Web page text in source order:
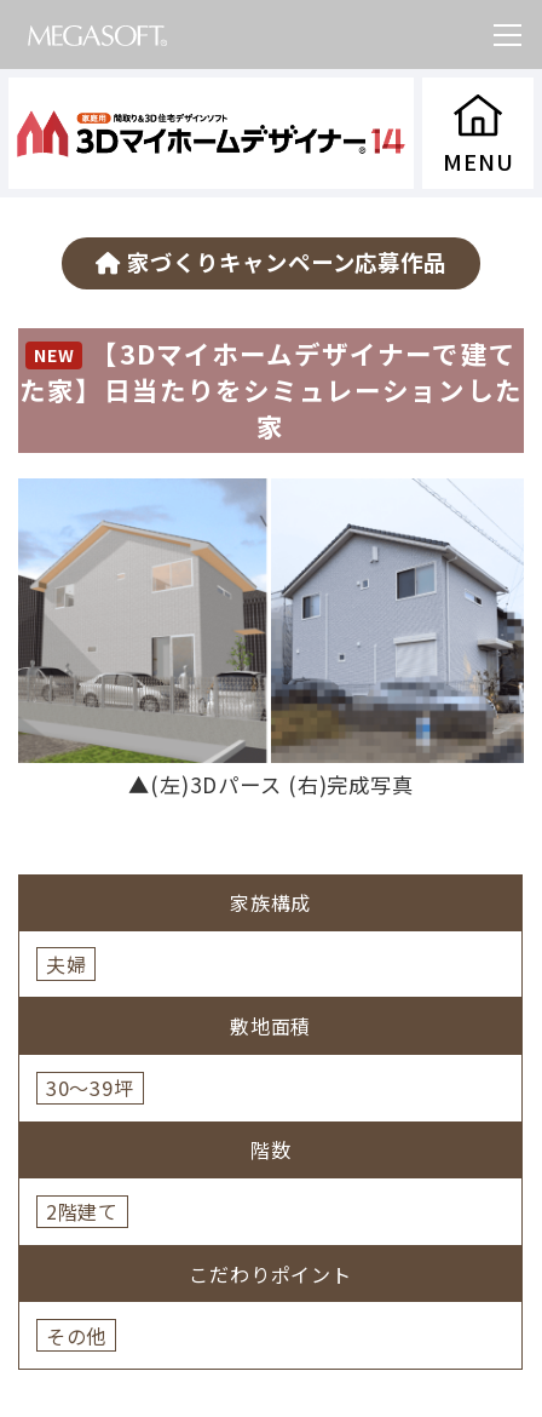
家づくりキャンペーン応募作品
NEW
【3Dマイホームデザイナーで建て
た家】日当たりをシミュレーションした
家
▲(左)3Dパース (右)完成写真
家族構成
夫婦
敷地面積
30～39坪
階数
2階建て
こだわりポイント
その他